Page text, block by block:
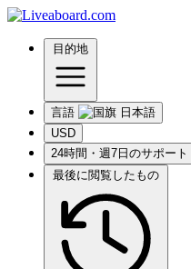
目的地
言語
USD
24時間・週7日のサポート
最後に閲覧したもの